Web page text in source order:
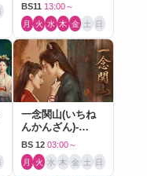
BS11 13:00～
月 火 水 木 金 土 日
一念関山(いちね
んかんざん)-
Journey to Love-
BS 12 03:00～
月 火 水 木 金 土 日